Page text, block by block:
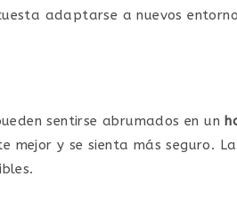
adaptarse a nuevos
sentirse abrumados en un
y se sienta más seguro.